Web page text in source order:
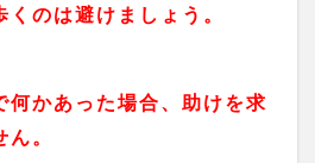
のは避けましょう。
何かあった場合、助けを求
。